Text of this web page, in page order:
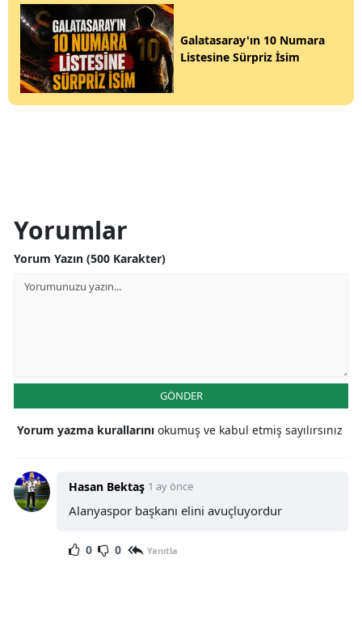
Galatasaray'ın 10 Numara
Listesine Sürpriz İsim
Yorumlar
Yorum Yazın (500 Karakter)
GÖNDER
Yorum yazma kurallarını okumuş ve kabul etmiş sayılırsınız
Hasan Bektaş 1 ay önce
Alanyaspor başkanı elini avuçluyordur
0 0 Yanıtla